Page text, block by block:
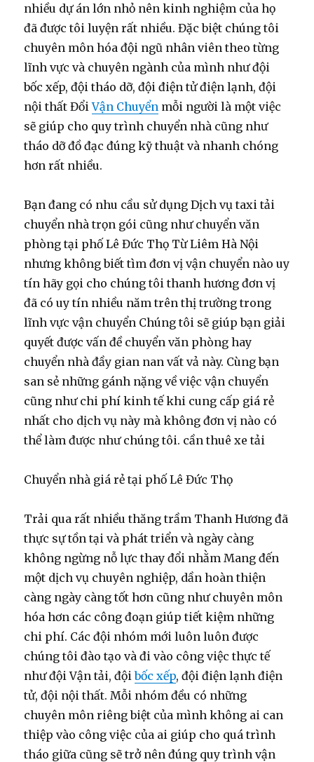
nhiều dự án lớn nhỏ nên kinh nghiệm của họ
đã được tôi luyện rất nhiều. Đặc biệt chúng tôi
chuyên môn hóa đội ngũ nhân viên theo từng
lĩnh vực và chuyên ngành của mình như đội
bốc xếp, đội tháo dỡ, đội điện tử điện lạnh, đội
nội thất ĐổiVận Chuyển mỗi người là một việc
sẽ giúp cho quy trình chuyển nhà cũng như
tháo dỡ đồ đạc đúng kỹ thuật và nhanh chóng
hơn rất nhiều.
Bạn đang có nhu cầu sử dụng Dịch vụ taxi tải
chuyển nhà trọn gói cũng như chuyển văn
phòng tại phố Lê Đức Thọ Từ Liêm Hà Nội
nhưng không biết tìm đơn vị vận chuyển nào uy
tín hãy gọi cho chúng tôi thanh hương đơn vị
đã có uy tín nhiều năm trên thị trường trong
lĩnh vực vận chuyển Chúng tôi sẽ giúp bạn giải
quyết được vấn đề chuyển văn phòng hay
chuyển nhà đầy gian nan vất vả này. Cùng bạn
san sẻ những gánh nặng về việc vận chuyển
cũng như chi phí kinh tế khi cung cấp giá rẻ
nhất cho dịch vụ này mà không đơn vị nào có
thể làm được như chúng tôi. cần thuê xe tải
Chuyển nhà giá rẻ tại phố Lê Đức Thọ
Trải qua rất nhiều thăng trầm Thanh Hương đã
thực sự tồn tại và phát triển và ngày càng
không ngừng nỗ lực thay đổi nhằm Mang đến
một dịch vụ chuyên nghiệp, dần hoàn thiện
càng ngày càng tốt hơn cũng như chuyên môn
hóa hơn các công đoạn giúp tiết kiệm những
chi phí. Các đội nhóm mới luôn luôn được
chúng tôi đào tạo và đi vào công việc thực tế
như đội Vận tải, độibốc xếp, đội điện lạnh điện
tử, đội nội thất. Mỗi nhóm đều có những
chuyên môn riêng biệt của mình không ai can
thiệp vào công việc của ai giúp cho quá trình
tháo giữa cũng sẽ trở nên đúng quy trình vận